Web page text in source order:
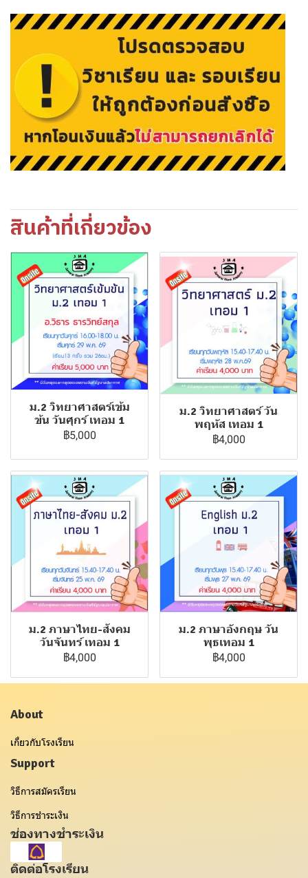
สินค้าที่เกี่ยวข้อง
ม.2 วิทยาศาสตร์เข้ม
ข้น วันศุกร์ เทอม 1
฿5,000
ม.2 วิทยาศาสตร์ วัน
พฤหัส เทอม 1
฿4,000
ม.2 ภาษาไทย-สังคม
วันจันทร์ เทอม 1
฿4,000
ม.2 ภาษาอังกฤษ วัน
พุธเทอม 1
฿4,000
About
เกี่ยวกับโรงเรียน
Support
วิธีการสมัครเรียน
วิธีการชำระเงิน
ช่องทางชำระเงิน
ติดต่อโรงเรียน